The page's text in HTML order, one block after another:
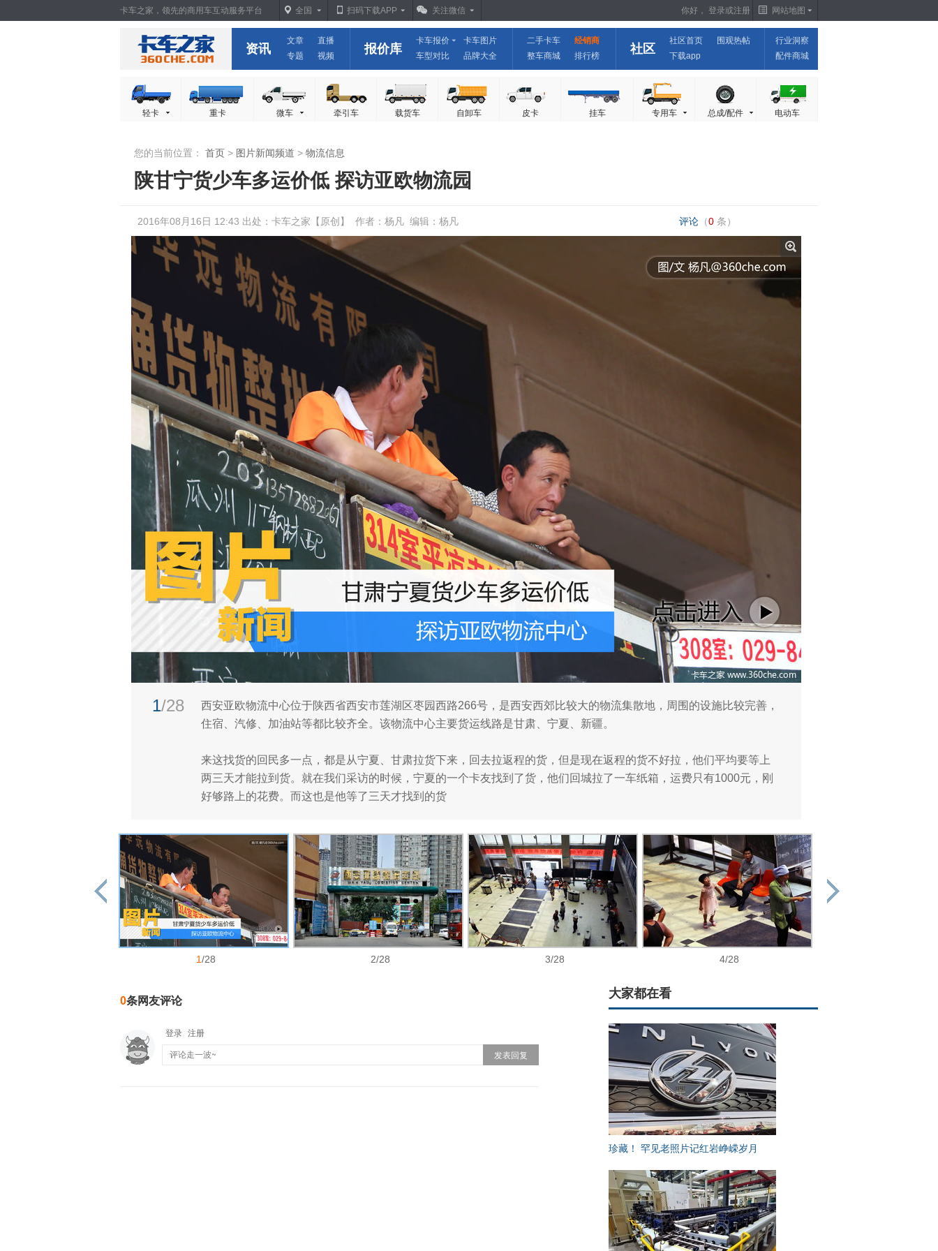
你好， 登录或注册 网站地图
卡车之家，领先的商用车互动服务平台 全国 扫码下载APP 关注微信
资讯
文章
直播
专题
视频 报价库
卡车报价
卡车图片
车型对比
品牌大全
二手卡车
经销商
整车商城
排行榜 社区
社区首页
围观热帖
下载app
行业洞察
配件商城
轻卡 重卡 微车 牵引车 载货车 自卸车 皮卡 挂车 专用车 总成/配件 电动车
您的当前位置： 首页 > 图片新闻频道 > 物流信息
陕甘宁货少车多运价低 探访亚欧物流园
2016年08月16日 12:43 出处：卡车之家【原创】 作者：杨凡 编辑：杨凡 评论 （0 条）
1/28
西安亚欧物流中心位于陕西省西安市莲湖区枣园西路266号，是西安西郊比较大的物流集散地，周围的设施比较完善，
住宿、汽修、加油站等都比较齐全。该物流中心主要货运线路是甘肃、宁夏、新疆。
来这找货的回民多一点，都是从宁夏、甘肃拉货下来，回去拉返程的货，但是现在返程的货不好拉，他们平均要等上
两三天才能拉到货。就在我们采访的时候，宁夏的一个卡友找到了货，他们回城拉了一车纸箱，运费只有1000元，刚
好够路上的花费。而这也是他等了三天才找到的货
1/28 2/28 3/28 4/28
0条网友评论
登录 注册
大家都在看
珍藏！ 罕见老照片记红岩峥嵘岁月